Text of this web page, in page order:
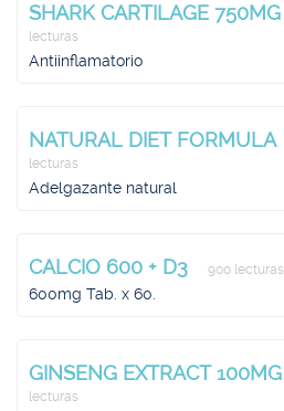
SHARK CARTILAGE 750MG
lecturas
Antiinflamatorio
NATURAL DIET FORMULA
lecturas
Adelgazante natural
CALCIO 600 + D3 900 lecturas
600mg Tab. x 60.
GINSENG EXTRACT 100MG
lecturas